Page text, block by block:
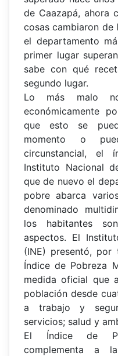
de Caazapá, ahora
cosas cambiaron de
el departamento
primer lugar
sabe con qué
segundo lugar.
Lo más malo
económicamente
que esto se
momento o
circunstancial, el
Instituto Nacional
que de nuevo el
pobre abarca
denominado
los habitantes
aspectos. El
(INE) presentó, por
Índice de Pobreza
medida oficial que
población desde
a trabajo y
servicios; salud y
El Índice de
complementa a